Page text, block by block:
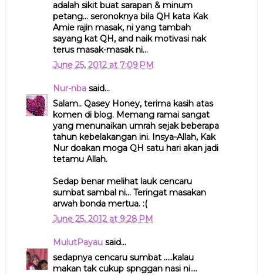
adalah sikit buat sarapan & minum
petang... seronoknya bila QH kata Kak
Amie rajin masak, ni yang tambah
sayang kat QH, and naik motivasi nak
terus masak-masak ni...
June 25, 2012 at 7:09 PM
Nur-nbasaid...
Salam.. Qasey Honey, terima kasih atas
komen di blog. Memang ramai sangat
yang menunaikan umrah sejak beberapa
tahun kebelakangan ini. Insya-Allah, Kak
Nur doakan moga QH satu hari akan jadi
tetamu Allah.
Sedap benar melihat lauk cencaru
sumbat sambal ni... Teringat masakan
arwah bonda mertua. :(
June 25, 2012 at 9:28 PM
MulutPayausaid...
sedapnya cencaru sumbat .....kalau
makan tak cukup spnggan nasi ni....